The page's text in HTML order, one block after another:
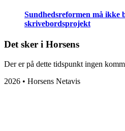
Sundhedsreformen må ikke
skrivebordsprojekt
Det sker i Horsens
Der er på dette tidspunkt ingen
2026 • Horsens Netavis